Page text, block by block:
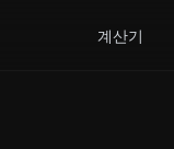
계산기